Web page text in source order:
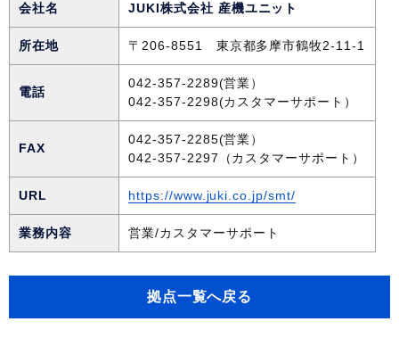
会社名 JUKI株式会社 産機ユニット
所在地 〒206-8551 東京都多摩市鶴牧2-11-1
電話
042-357-2289(営業）
042-357-2298(カスタマーサポート）
FAX
042-357-2285(営業）
042-357-2297（カスタマーサポート）
URL https://www.juki.co.jp/smt/
業務内容 営業/カスタマーサポート
拠点一覧へ戻る